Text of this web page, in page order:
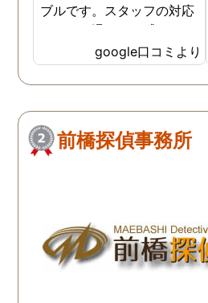
ブルです。スタッフの対応
なんかも温かみを感じま
す。はじめからこちらにす
ればよかったです😢 …
google口コミより
前橋探偵事務所